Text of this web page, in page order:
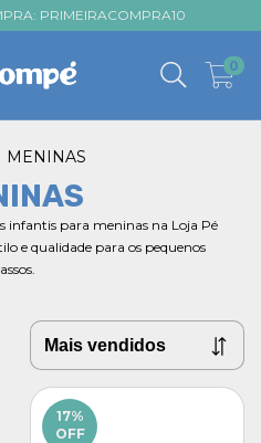
PRIMEIRACOMPRA10
0
MENINAS
infantis para meninas na Loja Pé
e qualidade para os pequenos
17%
OFF